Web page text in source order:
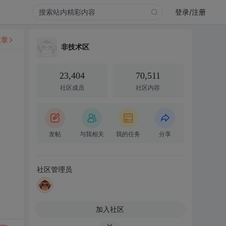
登录/注册
非技术区
23,404
社区成员
70,511
社区内容
发帖 与我相关 我的任务 分享
社区管理员
加入社区